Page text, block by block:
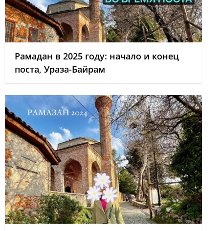
Рамадан в 2025 году: начало и конец
поста, Ураза-Байрам